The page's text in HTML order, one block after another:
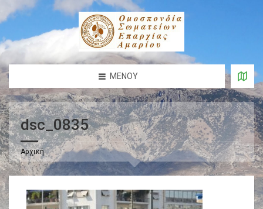
ΜΕΝΟΎ
dsc_0835
Αρχική